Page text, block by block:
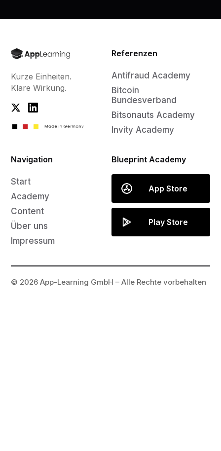
Kurze Einheiten.
Klare Wirkung.
Referenzen
Antifraud Academy
Bitcoin
Bundesverband
Bitsonauts Academy
Invity Academy
Navigation
Start
Academy
Content
Über uns
Impressum
Blueprint Academy
App Store
Play Store
© 2026 App-Learning GmbH – Alle Rechte vorbehalten